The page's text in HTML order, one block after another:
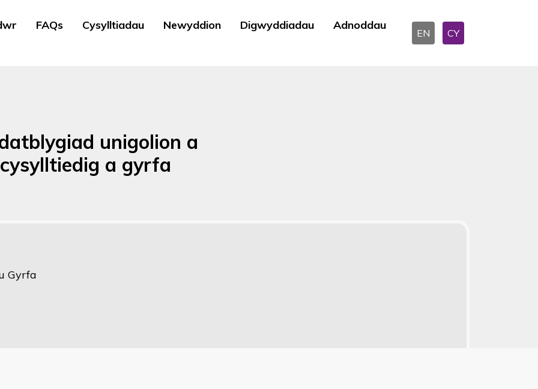
FAQs Cysylltiadau Newyddion Digwyddiadau Adnoddau
EN CY
unigolion a
a gyrfa
Gyrfa